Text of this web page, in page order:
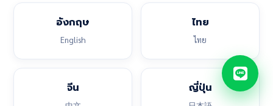
อังกฤษ
English
ไทย
ไทย
จีน ญี่ปุ่น